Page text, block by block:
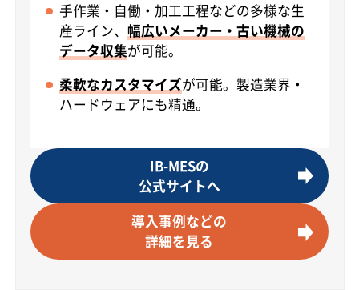
手作業・自働・加工工程などの多様な生
産ライン、幅広いメーカー・古い機械の
データ収集が可能。
柔軟なカスタマイズが可能。製造業界・
ハードウェアにも精通。
IB-MESの
公式サイトへ
導入事例などの
詳細を見る